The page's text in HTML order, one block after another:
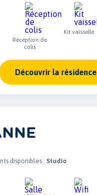
Réception de
colis
Kit vaisselle
Découvrir la résidence
disponibles : Studio